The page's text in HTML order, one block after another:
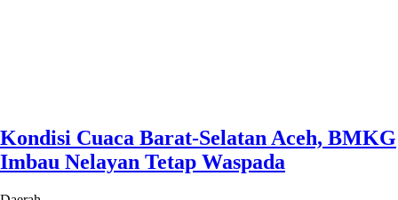
Kondisi Cuaca Barat-Selatan Aceh, BMKG
Imbau Nelayan Tetap Waspada